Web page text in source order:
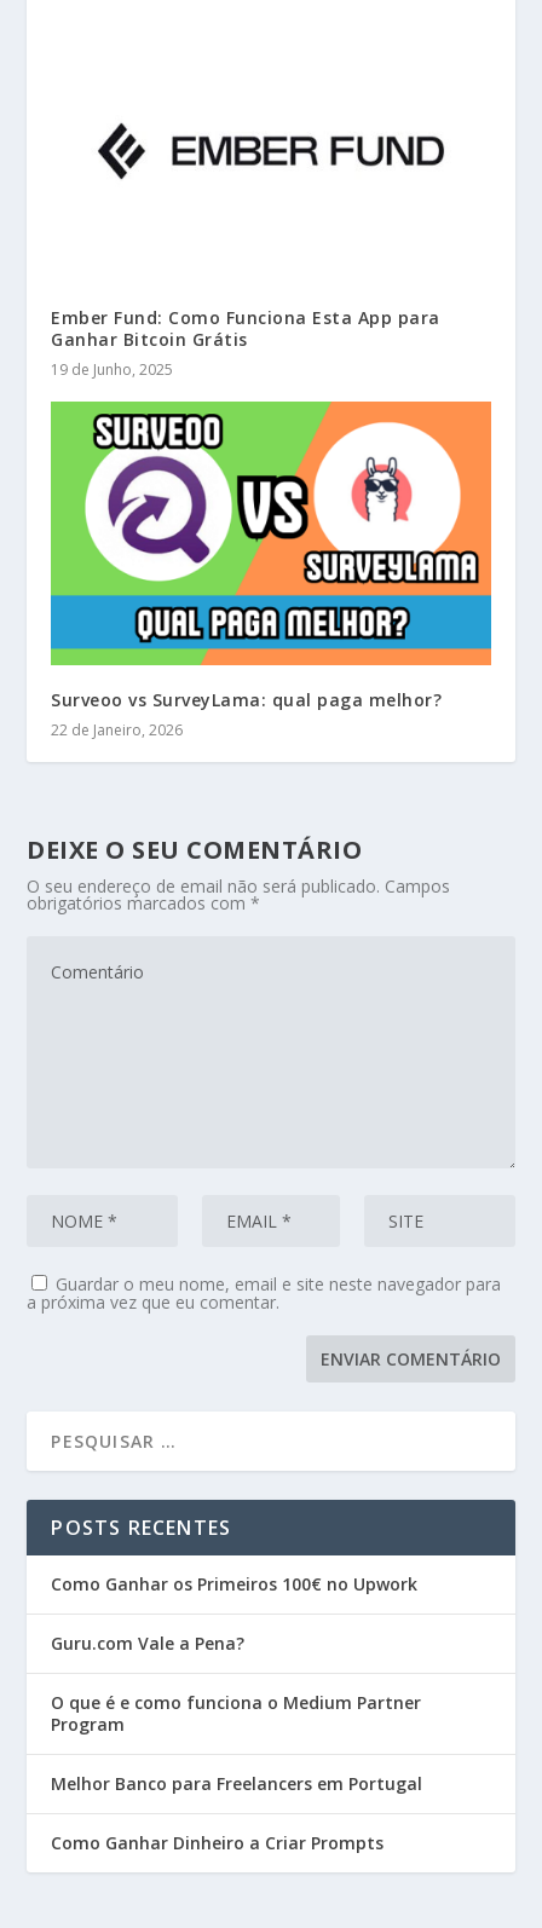
Ember Fund: Como Funciona Esta App para
Ganhar Bitcoin Grátis
19 de Junho, 2025
Surveoo vs SurveyLama: qual paga melhor?
22 de Janeiro, 2026
DEIXE O SEU COMENTÁRIO
O seu endereço de email não será publicado. Campos
obrigatórios marcados com*
Guardar o meu nome, email e site neste navegador para
a próxima vez que eu comentar.
POSTS RECENTES
Como Ganhar os Primeiros 100€ no Upwork
Guru.com Vale a Pena?
O que é e como funciona o Medium Partner
Program
Melhor Banco para Freelancers em Portugal
Como Ganhar Dinheiro a Criar Prompts